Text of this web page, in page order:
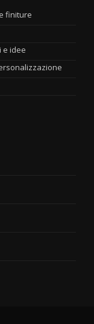
finiture
e idee